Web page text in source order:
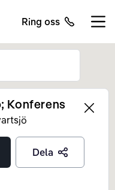
Ring oss
Left
Konferens
Dela